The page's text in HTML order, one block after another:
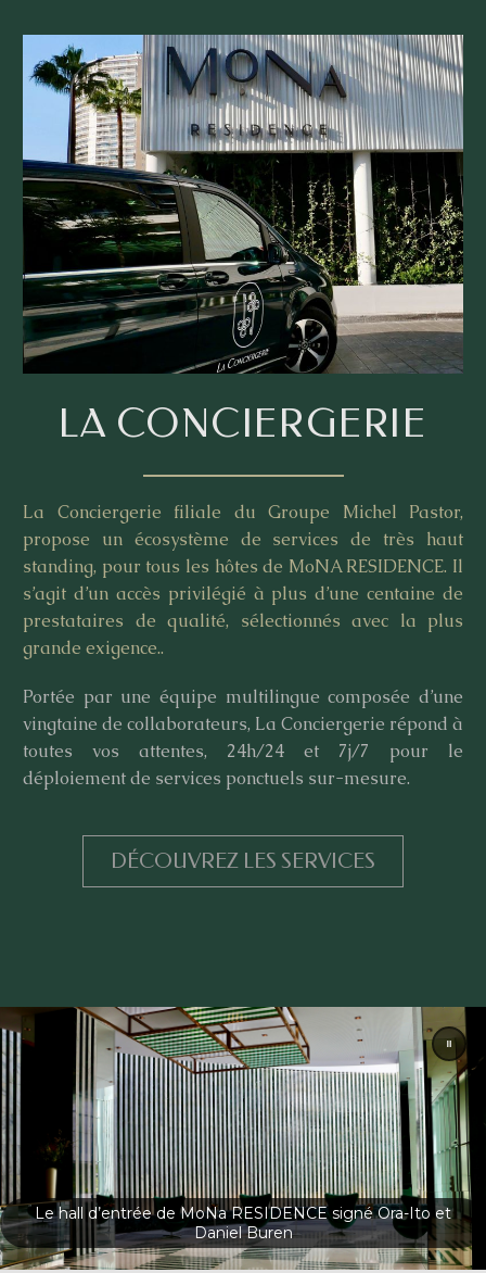
LA CONCIERGERIE
La Conciergerie filiale du Groupe Michel Pastor,
propose un écosystème de services de très haut
standing, pour tous les hôtes de MoNA RESIDENCE. Il
s’agit d’un accès privilégié à plus d’une centaine de
prestataires de qualité, sélectionnés avec la plus
grande exigence..
Portée par une équipe multilingue composée d’une
vingtaine de collaborateurs, La Conciergerie répond à
toutes vos attentes, 24h/24 et 7j/7 pour le
déploiement de services ponctuels sur-mesure.
DÉCOUVREZ LES SERVICES
Le hall d’entrée de MoNa RESIDENCE signé Ora-Ito et
Daniel Buren